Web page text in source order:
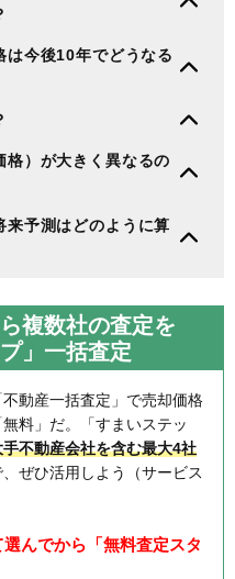
は今後10年でどうなる
格）が大きく異なるの
来予測はどのように算
複数社の査定を
」一括査定
動産一括査定」で売却価格
料」だ。「すまいステッ
手不動産会社を含む最大4社
ぜひ活用しよう（サービス
んでから「無料査定スタ